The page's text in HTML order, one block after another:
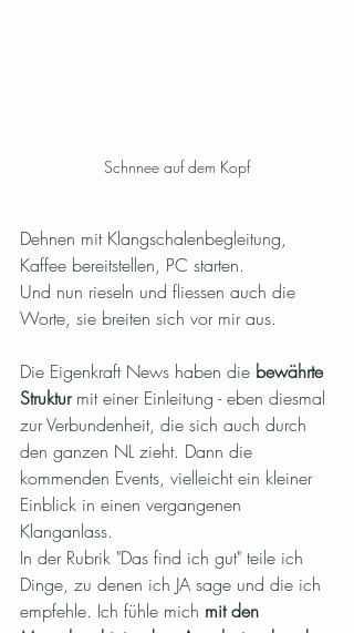
Schnnee auf dem Kopf
Dehnen mit Klangschalenbegleitung,
Kaffee bereitstellen, PC starten.
Und nun rieseln und fliessen auch die
Worte, sie breiten sich vor mir aus.
Die Eigenkraft News haben die bewährte
Struktur mit einer Einleitung - eben diesmal
zur Verbundenheit, die sich auch durch
den ganzen NL zieht. Dann die
kommenden Events, vielleicht ein kleiner
Einblick in einen vergangenen
Klanganlass.
In der Rubrik "Das find ich gut" teile ich
Dinge, zu denen ich JA sage und die ich
empfehle. Ich fühle mich mit den